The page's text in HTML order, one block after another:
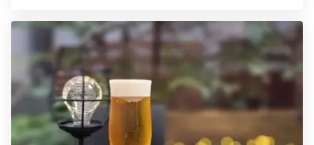
キンケアが用意されています。バスアメニティはイギリ
ス発のエレメンタルハーボロジー。上品な香りで癒され
ますよ。
2日目